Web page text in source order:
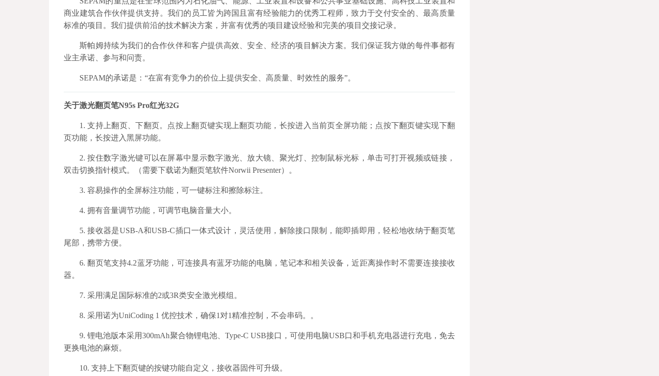
商业建筑合作伙伴提供支持。我们的员工皆为跨国且富有经验能力的优秀工程师，致力于交付安全的、最高质量
标准的项目。我们提供前沿的技术解决方案，并富有优秀的项目建设经验和完美的项目交接记录。
斯帕姆持续为我们的合作伙伴和客户提供高效、安全、经济的项目解决方案。我们保证我方做的每件事都有
业主承诺、参与和问责。
SEPAM的承诺是：“在富有竞争力的价位上提供安全、高质量、时效性的服务”。
关于激光翻页笔N95s Pro红光32G
1.支持上翻页、下翻页。点按上翻页键实现上翻页功能，长按进入当前页全屏功能；点按下翻页键实现下翻
页功能，长按进入黑屏功能。
2. 按住数字激光键可以在屏幕中显示数字激光、放大镜、聚光灯、控制鼠标光标，单击可打开视频或链接，
双击切换指针模式。（需要下载诺为翻页笔软件Norwii Presenter）。
3. 容易操作的全屏标注功能，可一键标注和擦除标注。
4. 拥有音量调节功能，可调节电脑音量大小。
5. 接收器是USB-A和USB-C插口一体式设计，灵活使用，解除接口限制，能即插即用，轻松地收纳于翻页笔
尾部，携带方便。
6. 翻页笔支持4.2蓝牙功能，可连接具有蓝牙功能的电脑，笔记本和相关设备，近距离操作时不需要连接接收
器。
7. 采用满足国际标准的2或3R类安全激光模组。
8. 采用诺为UniCoding 1 优控技术，确保1对1精准控制，不会串码。。
9. 锂电池版本采用300mAh聚合物锂电池、Type-C USB接口，可使用电脑USB口和手机充电器进行充电，免去
更换电池的麻烦。
10. 支持上下翻页键的按键功能自定义，接收器固件可升级。